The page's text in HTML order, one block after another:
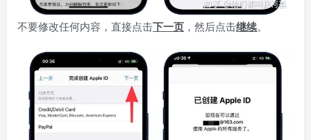
不要修改任何内容，直接点击下一页 ，然后点击继续。